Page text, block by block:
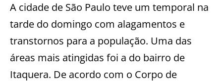
A cidade de São Paulo teve um temporal na
tarde do domingo com alagamentos e
transtornos para a população. Uma das
áreas mais atingidas foi a do bairro de
Itaquera. De acordo com o Corpo de